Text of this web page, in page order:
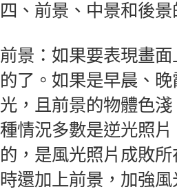
四、前景、中景和後
前景：如果要表現畫
的了。如果是早晨、
光，且前景的物體色
種情況多數是逆光照
的，是風光照片成敗
時還加上前景，加強